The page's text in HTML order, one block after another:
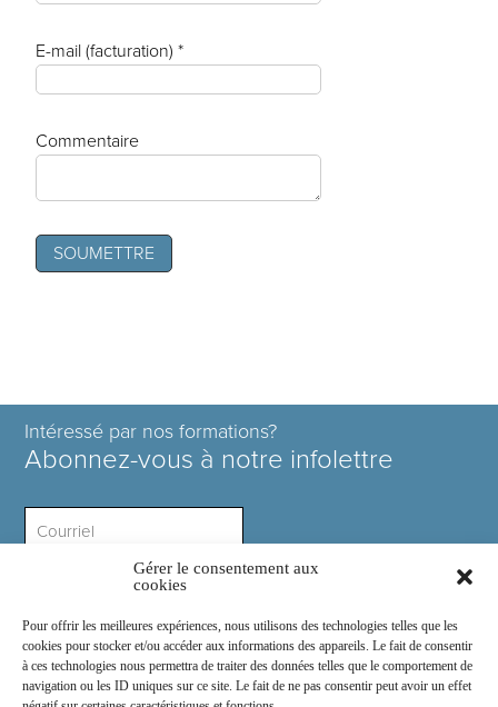
Gérer le consentement aux
cookies
Pour offrir les meilleures expériences, nous utilisons des technologies telles que les
cookies pour stocker et/ou accéder aux informations des appareils. Le fait de consentir
à ces technologies nous permettra de traiter des données telles que le comportement de
navigation ou les ID uniques sur ce site. Le fait de ne pas consentir peut avoir un effet
E-mail (facturation) *
Commentaire
Intéressé par nos formations?
Abonnez-vous à notre infolettre